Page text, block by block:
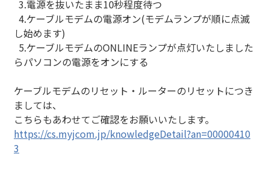
3.電源を抜いたまま10秒程度待つ
4.ケーブルモデムの電源オン(モデムランプが順に点滅
し始めます)
5.ケーブルモデムのONLINEランプが点灯いたしました
らパソコンの電源をオンにする
ケーブルモデムのリセット・ルーターのリセットにつき
ましては、
こちらもあわせてご確認をお願いいたします。
https://cs.myjcom.jp/knowledgeDetail?an=00000410
3